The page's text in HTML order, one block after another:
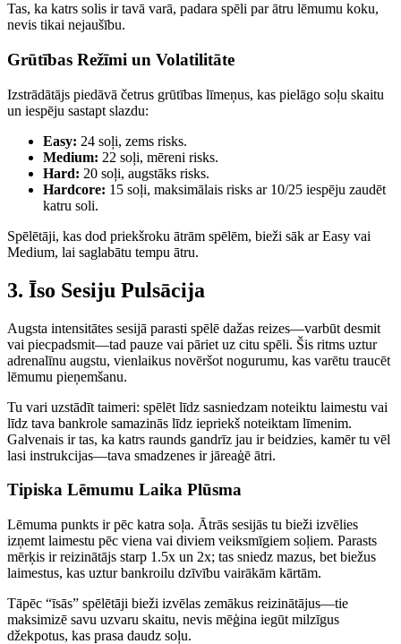
Tas, ka katrs solis ir tavā varā, padara spēli par ātru lēmumu koku,
nevis tikai nejaušību.
Grūtības Režīmi un Volatilitāte
Izstrādātājs piedāvā četrus grūtības līmeņus, kas pielāgo soļu skaitu
un iespēju sastapt slazdu:
Easy: 24 soļi, zems risks.
Medium: 22 soļi, mēreni risks.
Hard: 20 soļi, augstāks risks.
Hardcore: 15 soļi, maksimālais risks ar 10/25 iespēju zaudēt
katru soli.
Spēlētāji, kas dod priekšroku ātrām spēlēm, bieži sāk ar Easy vai
Medium, lai saglabātu tempu ātru.
3. Īso Sesiju Pulsācija
Augsta intensitātes sesijā parasti spēlē dažas reizes—varbūt desmit
vai piecpadsmit—tad pauze vai pāriet uz citu spēli. Šis ritms uztur
adrenalīnu augstu, vienlaikus novēršot nogurumu, kas varētu traucēt
lēmumu pieņemšanu.
Tu vari uzstādīt taimeri: spēlēt līdz sasniedzam noteiktu laimestu vai
līdz tava bankrole samazinās līdz iepriekš noteiktam līmenim.
Galvenais ir tas, ka katrs raunds gandrīz jau ir beidzies, kamēr tu vēl
lasi instrukcijas—tava smadzenes ir jāreaģē ātri.
Tipiska Lēmumu Laika Plūsma
Lēmuma punkts ir pēc katra soļa. Ātrās sesijās tu bieži izvēlies
izņemt laimestu pēc viena vai diviem veiksmīgiem soļiem. Parasts
mērķis ir reizinātājs starp 1.5x un 2x; tas sniedz mazus, bet biežus
laimestus, kas uztur bankroilu dzīvību vairākām kārtām.
Tāpēc “īsās” spēlētāji bieži izvēlas zemākus reizinātājus—tie
maksimizē savu uzvaru skaitu, nevis mēģina iegūt milzīgus
džekpotus, kas prasa daudz soļu.